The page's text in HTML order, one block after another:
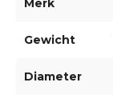
Merk
Gewicht
Diameter